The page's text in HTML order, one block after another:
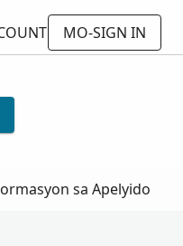
MO-SIGN IN
sa Apelyido